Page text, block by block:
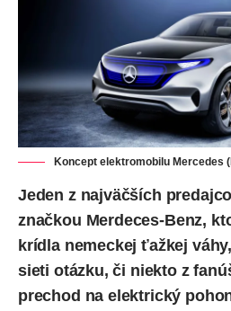
Koncept elektromobilu Mercedes
Jeden z najväčších
značkou Merdeces-Benz,
krídla nemeckej ťažkej
sieti otázku, či niekto z
prechod na elektrický